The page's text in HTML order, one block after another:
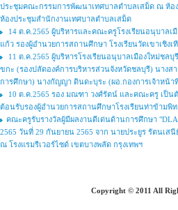
ประชุมคณะกรรมการพัฒนาเทศบาลตำบลเสม็ด ณ ห้อ
ห้องประชุมสำนักงานเทศบาลตำบลเสม็ด
14 ต.ค.2565 ผู้บริหารและคณะครูโรงเรียนอนุบาล
แก้ว รองผู้อำนวยการสถานศึกษา โรงเรียนวัดเขาเชิงเ
11 ต.ค.2565 ผู้บริหารโรงเรียนอนุบาลเมืองใหม่ชล
ขกะ (รองปลัดองค์การบริหารส่วนจังหวัดชลบุรี) นางส
การศึกษา) นางกัญญา ดินดะบุระ (ผอ.กองการเจ้าหน้
10 ต.ค.2565 รอง มณฑา วงศ์รัตน์ และคณะครู เป็น
ต้อนรับรองผู้อำนวยการสถานศึกษาโรงเรียนท่าข้ามพิ
คณะครูรับรางวัลผู้มีผลงานดีเด่นด้านการศึกษา
2565 วันที่ 29 กันยายน 2565 จาก นายประยูร รัตนเส
ณ โรงแรมรีเวอร์ไซด์ เขตบางพลัด กรุงเทพฯ
Copyright © 2011 All